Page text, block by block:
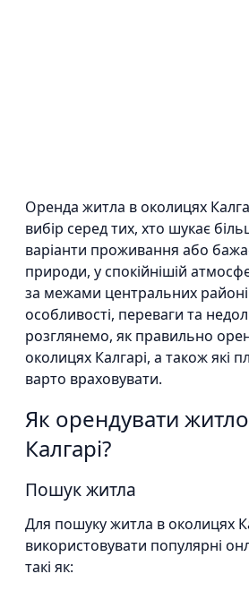
Оренда житла в околицях
вибір серед тих, хто шукає
варіанти проживання або
природи, у спокійнішій
за межами центральних
особливості, переваги та
розглянемо, як правильно
околицях Калгарі, а також які
варто враховувати.
Як орендувати
Калгарі?
Пошук житла
Для пошуку житла в околицях
використовувати популярні
такі як: